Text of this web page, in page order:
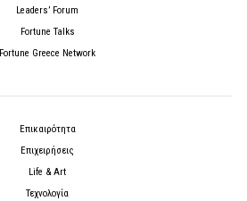
Leaders’ Forum
Fortune Talks
Fortune Greece Network
Επικαιρότητα
Επιχειρήσεις
Life & Art
Τεχνολογία